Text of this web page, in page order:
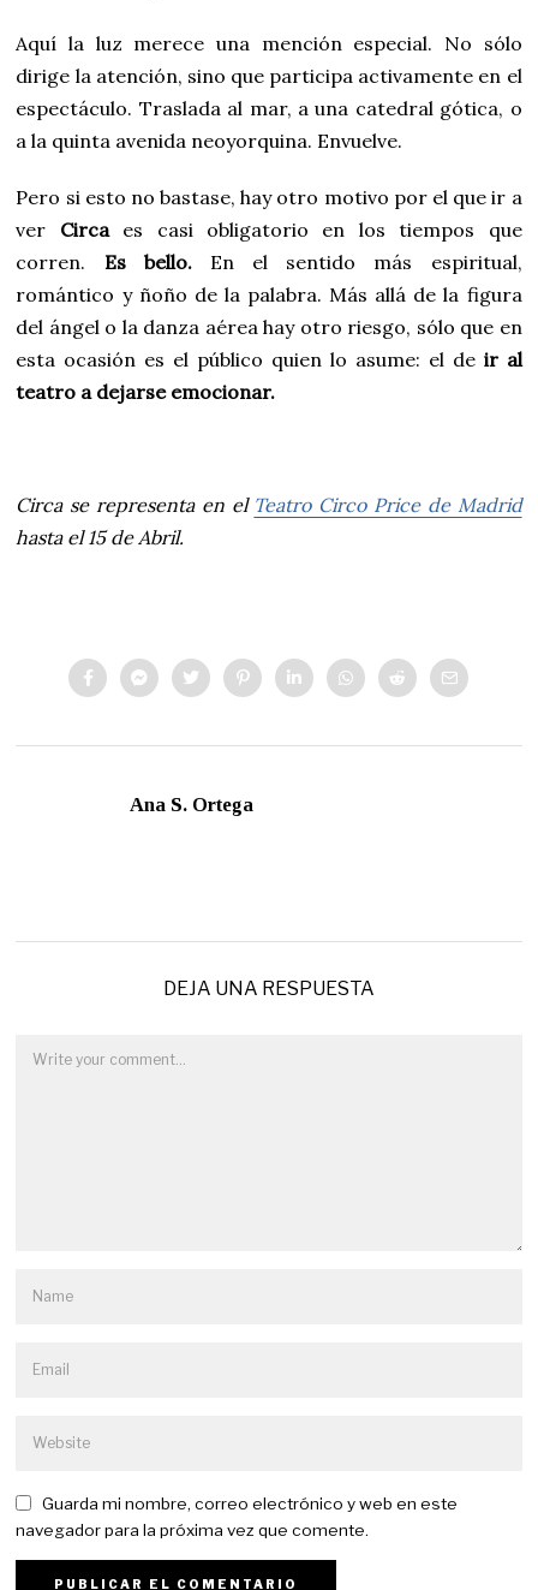
Aquí la luz merece una mención especial. No sólo
dirige la atención, sino que participa activamente en el
espectáculo. Traslada al mar, a una catedral gótica, o
a la quinta avenida neoyorquina. Envuelve.
Pero si esto no bastase, hay otro motivo por el que ir a
ver Circaes casi obligatorio en los tiempos que
corren. Es bello.En el sentido más espiritual,
romántico y ñoño de la palabra. Más allá de la figura
del ángel o la danza aérea hay otro riesgo, sólo que en
esta ocasión es el público quien lo asume: el deir al
teatro a dejarse emocionar.
Circa se representa en el Teatro Circo Price de Madrid
hasta el 15 de Abril.
Ana S. Ortega
DEJA UNA RESPUESTA
Guarda mi nombre, correo electrónico y web en este
navegador para la próxima vez que comente.